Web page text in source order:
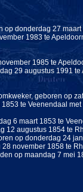
op donderdag 27
1983 te
1985 te
29 augustus 1991 te
geboren op
te Veenendaal met
6 maart 1853 te
12 augustus 1854 te
op donderdag 24
28 november 1858 te
op maandag 7 mei